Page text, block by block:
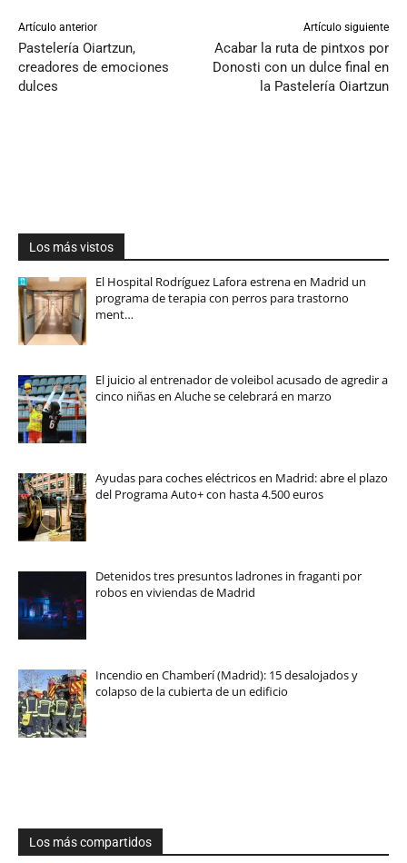
Artículo anterior
Pastelería Oiartzun,
creadores de emociones
dulces
Artículo siguiente
Acabar la ruta de pintxos por
Donosti con un dulce final en
la Pastelería Oiartzun
Los más vistos
El Hospital Rodríguez Lafora estrena en Madrid un
programa de terapia con perros para trastorno
ment…
El juicio al entrenador de voleibol acusado de agredir a
cinco niñas en Aluche se celebrará en marzo
Ayudas para coches eléctricos en Madrid: abre el plazo
del Programa Auto+ con hasta 4.500 euros
Detenidos tres presuntos ladrones in fraganti por
robos en viviendas de Madrid
Incendio en Chamberí (Madrid): 15 desalojados y
colapso de la cubierta de un edificio
Los más compartidos